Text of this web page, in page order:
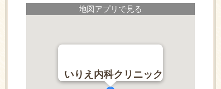
地図アプリで見る
いりえ内科クリニック